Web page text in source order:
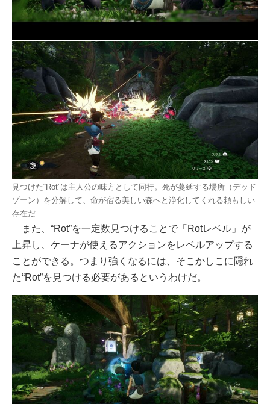
見つけた“Rot”は主人公の味方として同行。死が蔓延する場所（デッド
ゾーン）を分解して、命が宿る美しい森へと浄化してくれる頼もしい
存在だ
また、“Rot”を一定数見つけることで「Rotレベル」が
上昇し、ケーナが使えるアクションをレベルアップする
ことができる。つまり強くなるには、そこかしこに隠れ
た“Rot”を見つける必要があるというわけだ。